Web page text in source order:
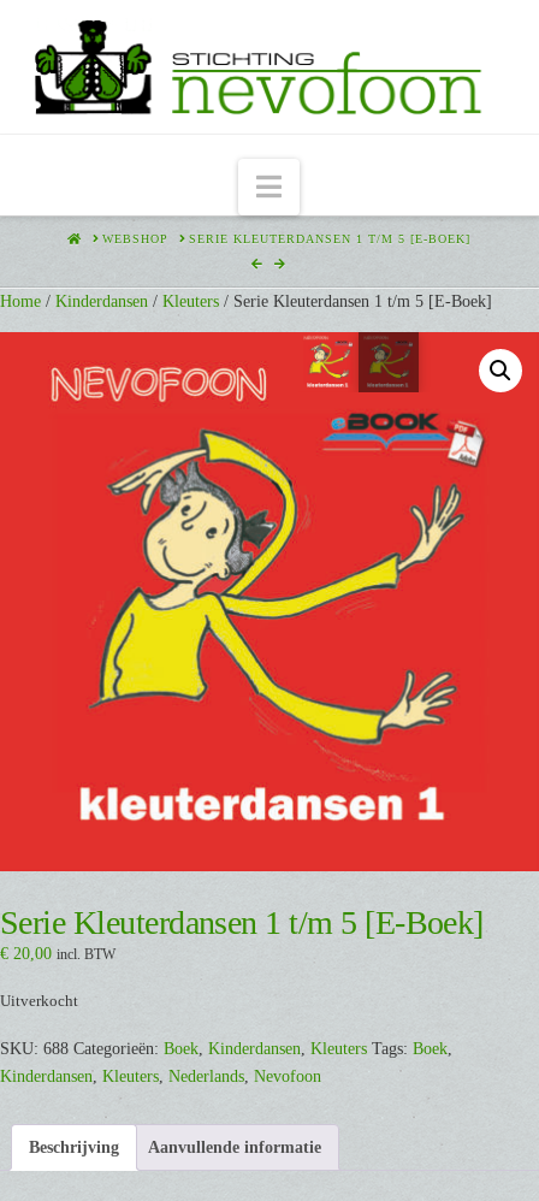
Navigation
HOMEWEBSHOP SERIE KLEUTERDANSEN 1 T/M 5 [E-BOEK]
Home / Kinderdansen / Kleuters / Serie Kleuterdansen 1 t/m 5 [E-Boek]
Serie Kleuterdansen 1 t/m 5 [E-Boek]
€ 20,00 incl. BTW
Uitverkocht
SKU: 688 Categorieën: Boek, Kinderdansen, Kleuters Tags: Boek,
Kinderdansen, Kleuters, Nederlands, Nevofoon
Beschrijving Aanvullende informatie